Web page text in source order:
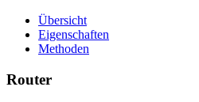
Übersicht
Eigenschaften
Methoden
Router